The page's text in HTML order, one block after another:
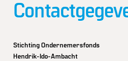
Stichting Ondernemersfonds
Hendrik-Ido-Ambacht